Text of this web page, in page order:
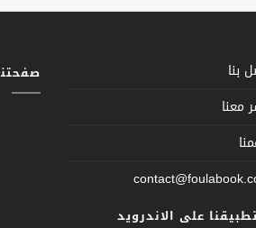
بنا
معنا
على الاندرويد